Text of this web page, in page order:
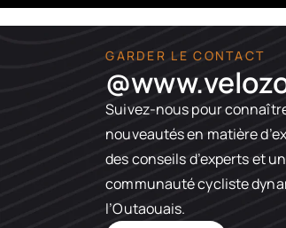
GARDER LE CONTACT
Suivez-nous pour
nouveautés en matière
des conseils d’experts et
communauté cycliste
l’Outaouais.